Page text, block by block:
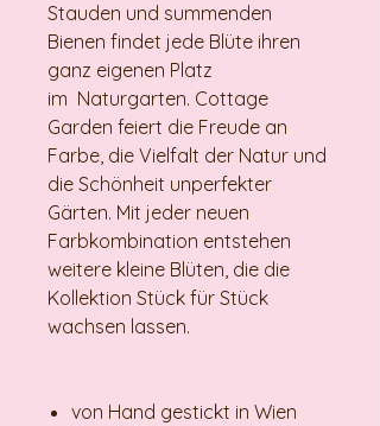
Stauden und summenden
Bienen findet jede Blüte ihren
ganz eigenen Platz
im Naturgarten. Cottage
Garden feiert die Freude an
Farbe, die Vielfalt der Natur und
die Schönheit unperfekter
Gärten. Mit jeder neuen
Farbkombination entstehen
weitere kleine Blüten, die die
Kollektion Stück für Stück
wachsen lassen.
von Hand gestickt in Wien